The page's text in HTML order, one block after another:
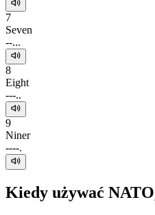
7
Seven
--...
8
Eight
---..
9
Niner
----.
Kiedy używać